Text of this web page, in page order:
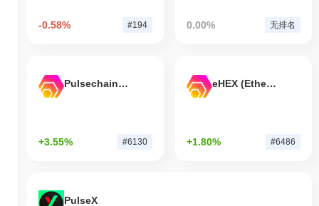
-0.58% #194 0.00% 无排名
Pulsechain Bridged HEX (Pulsechain)
+3.55% #6130
eHEX (Ethereum)
+1.80% #6486
PulseX